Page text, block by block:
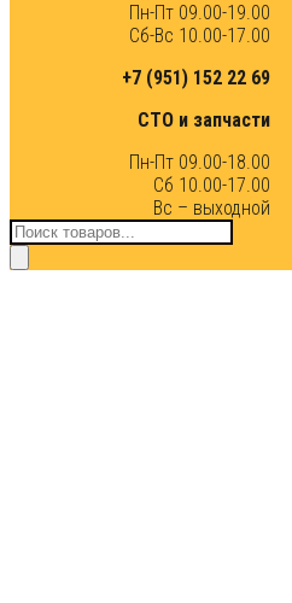
Пн-Пт 09.00-19.00
Сб-Вс 10.00-17.00
+7 (951) 152 22 69
СТО и запчасти
Пн-Пт 09.00-18.00
Сб 10.00-17.00
Вс – выходной
Поиск
товаров